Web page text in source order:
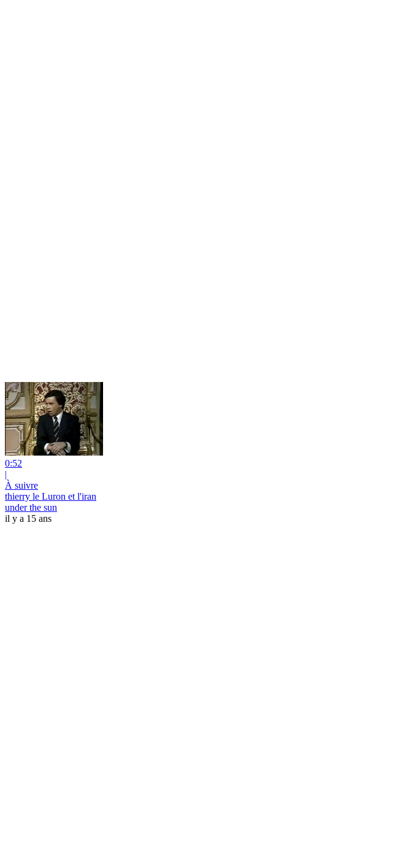
0:52
|
À suivre
thierry le Luron et l'iran
under the sun
il y a 15 ans